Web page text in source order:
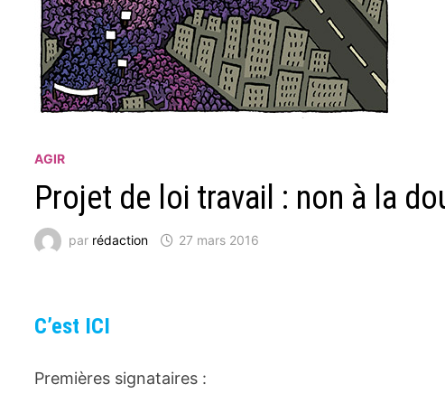
AGIR
Projet de loi travail : non à la
par rédaction 27 mars 2016
C’est ICI
Premières signataires :